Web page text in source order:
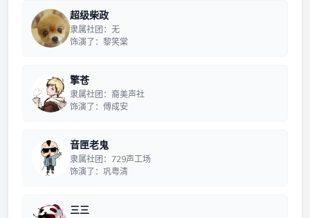
超级柴政
隶属社团：无
饰演了：黎笑棠
擎苍
隶属社团：裔美声社
饰演了：傅成安
音匣老鬼
隶属社团：729声工场
饰演了：巩粤清
三三